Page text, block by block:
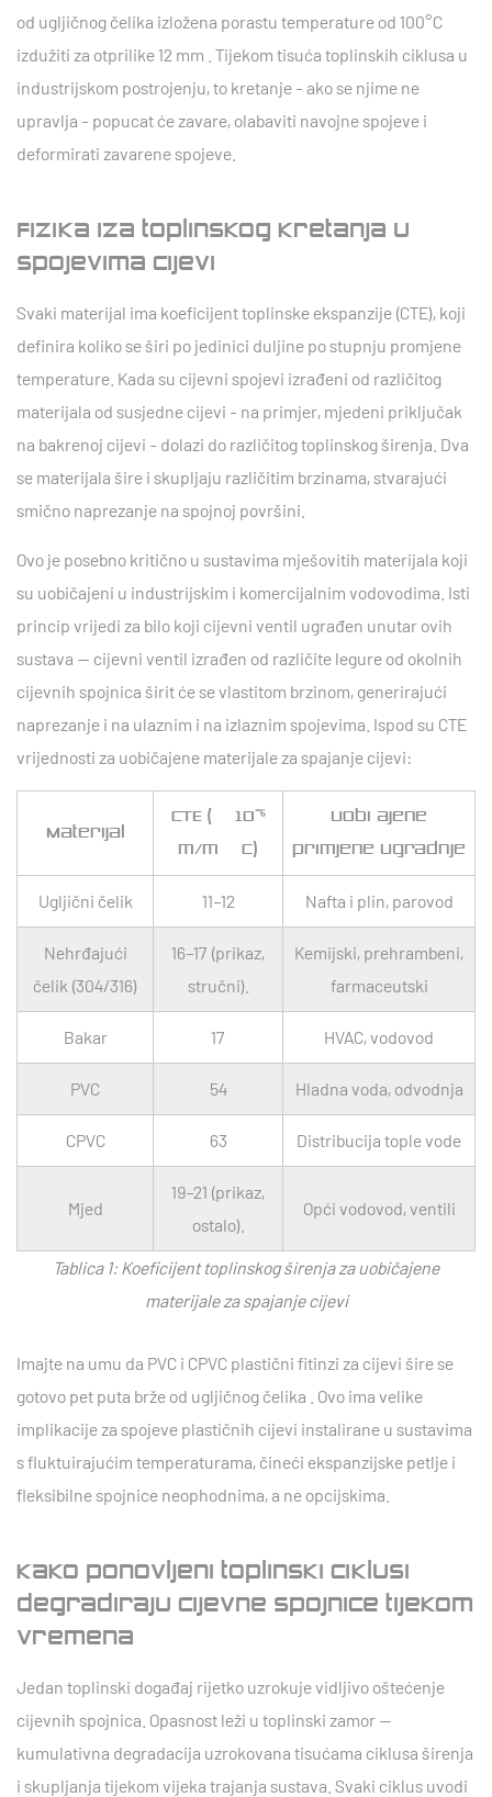
od ugljičnog čelika izložena porastu temperature od 100°C
izdužiti za otprilike12 mm . Tijekom tisuća toplinskih ciklusa u
industrijskom postrojenju, to kretanje - ako se njime ne
upravlja - popucat će zavare, olabaviti navojne spojeve i
deformirati zavarene spojeve.
Fizika iza toplinskog kretanja u
spojevima cijevi
Svaki materijal ima koeficijent toplinske ekspanzije (CTE), koji
definira koliko se širi po jedinici duljine po stupnju promjene
temperature. Kada su cijevni spojevi izrađeni od različitog
materijala od susjedne cijevi - na primjer, mjedeni priključak
na bakrenoj cijevi - dolazi do različitog toplinskog širenja. Dva
se materijala šire i skupljaju različitim brzinama, stvarajući
smično naprezanje na spojnoj površini.
Ovo je posebno kritično u sustavima mješovitih materijala koji
su uobičajeni u industrijskim i komercijalnim vodovodima. Isti
princip vrijedi za bilo koji cijevni ventil ugrađen unutar ovih
sustava — cijevni ventil izrađen od različite legure od okolnih
cijevnih spojnica širit će se vlastitom brzinom, generirajući
naprezanje i na ulaznim i na izlaznim spojevima. Ispod su CTE
vrijednosti za uobičajene materijale za spajanje cijevi:
Materijal
CTE (× 10⁻⁶
m/m·°C)
Uobičajene
primjene ugradnje
Ugljični čelik 11–12 Nafta i plin, parovod
Nehrđajući
čelik (304/316)
16–17 (prikaz,
stručni).
Kemijski, prehrambeni,
farmaceutski
Bakar 17 HVAC, vodovod
PVC 54 Hladna voda, odvodnja
CPVC 63 Distribucija tople vode
Mjed
19–21 (prikaz,
ostalo).
Opći vodovod, ventili
Tablica 1: Koeficijent toplinskog širenja za uobičajene
materijale za spajanje cijevi
Imajte na umu da PVC i CPVC plastični fitinzi za cijevi šire se
gotovo pet puta brže od ugljičnog čelika
. Ovo ima velike
implikacije za spojeve plastičnih cijevi instalirane u sustavima
s fluktuirajućim temperaturama, čineći ekspanzijske petlje i
fleksibilne spojnice neophodnima, a ne opcijskima.
Kako ponovljeni toplinski ciklusi
degradiraju cijevne spojnice tijekom
vremena
Jedan toplinski događaj rijetko uzrokuje vidljivo oštećenje
cijevnih spojnica. Opasnost leži u toplinski zamor —
kumulativna degradacija uzrokovana tisućama ciklusa širenja
i skupljanja tijekom vijeka trajanja sustava. Svaki ciklus uvodi